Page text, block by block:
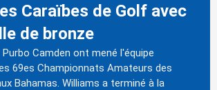
Caraïbes de Golf avec
de bronze
Camden ont mené l'équipe
69es Championnats Amateurs des
Bahamas. Williams a terminé à la